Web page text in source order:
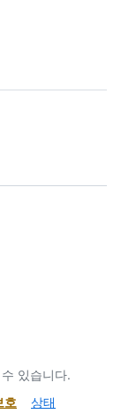
있습니다.
호
상태